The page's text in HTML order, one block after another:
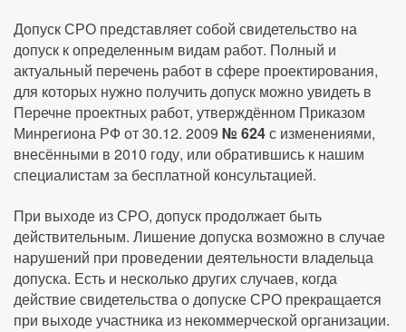
Допуск СРО представляет собой свидетельство на
допуск к определенным видам работ. Полный и
актуальный перечень работ в сфере проектирования,
для которых нужно получить допуск можно увидеть в
Перечне проектных работ, утверждённом Приказом
Минрегиона РФ от 30.12. 2009 № 624с изменениями,
внесёнными в 2010 году, или обратившись к нашим
специалистам за бесплатной консультацией.
При выходе из СРО, допуск продолжает быть
действительным. Лишение допуска возможно в случае
нарушений при проведении деятельности владельца
допуска. Есть и несколько других случаев, когда
действие свидетельства о допуске СРО прекращается
при выходе участника из некоммерческой организации.